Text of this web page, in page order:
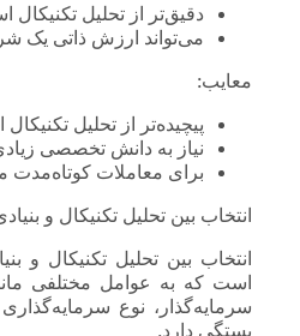
دقیق‌تر از تحلیل تکنیکال
می‌تواند ارزش ذاتی یک
معایب:
پیچیده‌تر از تحلیل
نیاز به دانش تخصصی
برای معاملات
انتخاب بین تحلیل تکنیکال و
انتخاب بین تحلیل تکنیکال و
است که به عوامل مختلفی
سرمایه‌گذار، نوع
بستگی دارد.